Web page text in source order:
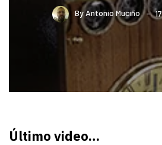
ByAntonio Muciño
Último video…